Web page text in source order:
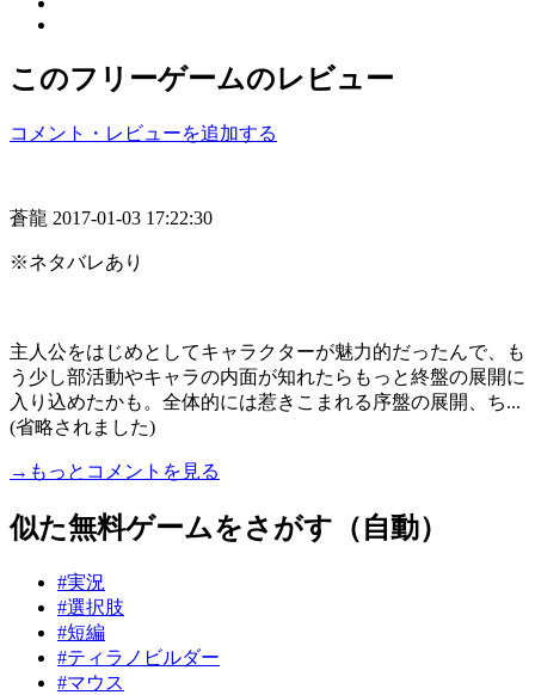
このフリーゲームのレビュー
コメント・レビューを追加する
蒼龍 2017-01-03 17:22:30
※ネタバレあり
主人公をはじめとしてキャラクターが魅力的だったんで、も
う少し部活動やキャラの内面が知れたらもっと終盤の展開に
入り込めたかも。全体的には惹きこまれる序盤の展開、ち...
(省略されました)
→もっとコメントを見る
似た無料ゲームをさがす（自動）
#実況
#選択肢
#短編
#ティラノビルダー
#マウス